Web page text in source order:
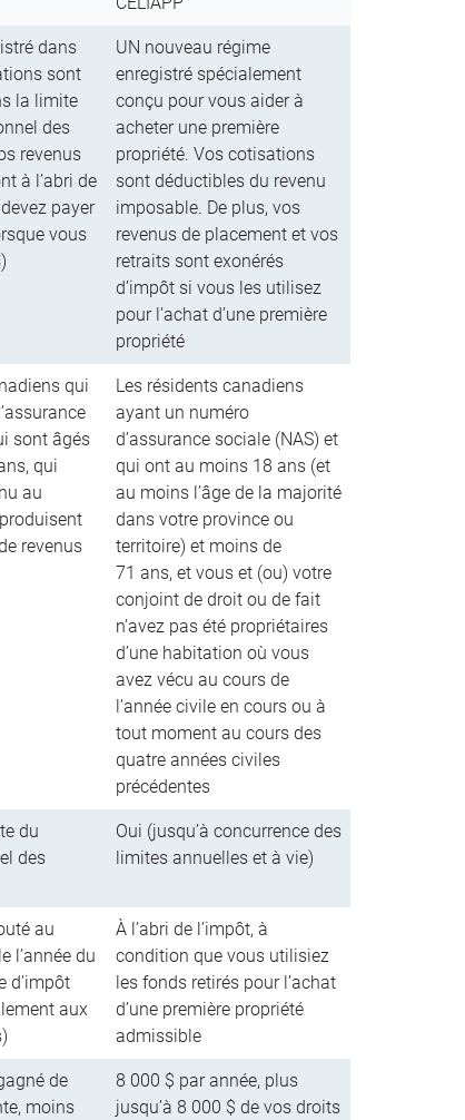
dans
sont
la limite
des
revenus
à l’abri de
payer
vous
UN nouveau régime
enregistré spécialement
conçu pour vous aider à
acheter une première
propriété. Vos cotisations
sont déductibles du revenu
imposable. De plus, vos
revenus de placement et vos
retraits sont exonérés
d’impôt si vous les utilisez
pour l’achat d’une première
propriété
qui
sont âgés
qui
au
revenus
Les résidents canadiens
ayant un numéro
d’assurance sociale (NAS) et
qui ont au moins 18 ans (et
au moins l’âge de la majorité
dans votre province ou
territoire) et moins de
71 ans, et vous et (ou) votre
conjoint de droit ou de fait
n’avez pas été propriétaires
d’une habitation où vous
avez vécu au cours de
l’année civile en cours ou à
tout moment au cours des
quatre années civiles
précédentes
du
des
Oui (jusqu’à concurrence des
limites annuelles et à vie)
au
l’année du
d’impôt
aux
À l’abri de l’impôt, à
condition que vous utilisiez
les fonds retirés pour l’achat
d’une première propriété
admissible
de
moins
8 000 $ par année, plus
jusqu’à 8 000 $ de vos droits